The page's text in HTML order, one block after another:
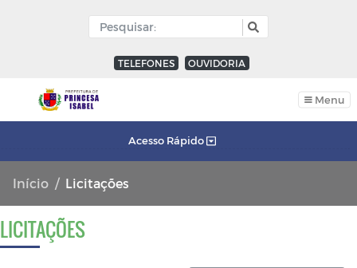
TELEFONES OUVIDORIA
Menu
Acesso Rápido
Início Licitações
LICITAÇÕES